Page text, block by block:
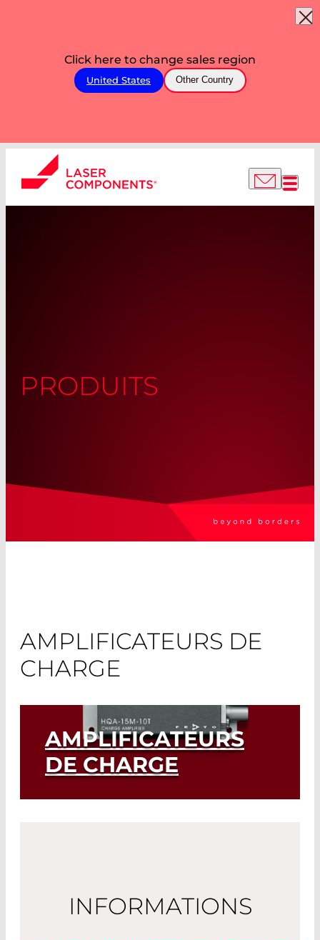
Click here to change sales region
United States Other Country
PRODUITS
AMPLIFICATEURS DE
CHARGE
AMPLIFICATEURS
DE CHARGE
INFORMATIONS